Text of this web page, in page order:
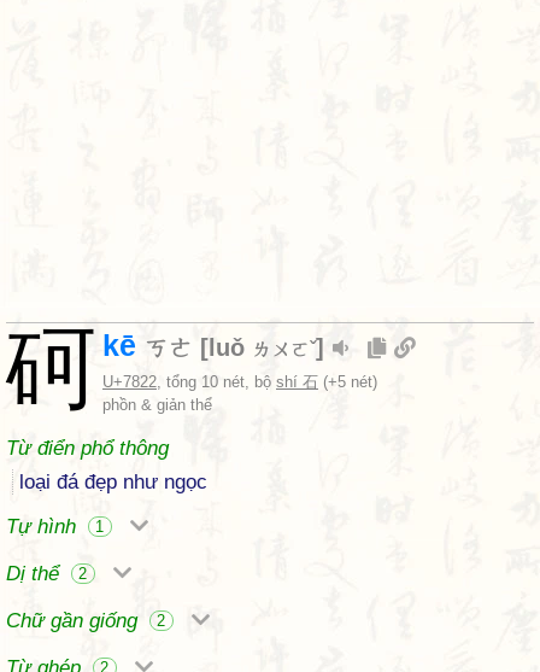
砢 kē ㄎㄜ [ luǒ ㄌㄨㄛˇ]
U+7822, tổng 10 nét, bộ shí 石 (+5 nét)
phồn & giản thể
Từ điển phổ thông
loại đá đẹp như ngọc
Tự hình
1
Dị thể 2
Chữ gần giống 2
2